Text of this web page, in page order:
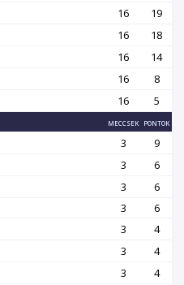
16
19
16
18
16
14
16
8
16 5
MECCSEK PONTOK
3
9
3
6
3
6
3
6
3
4
3
4
3
4